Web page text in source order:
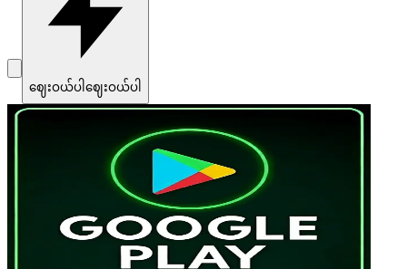
ဈေးဝယ်ပါ ဈေးဝယ်ပါ